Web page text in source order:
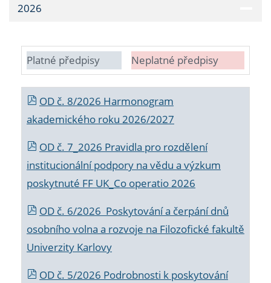
2026
Platné předpisy Neplatné předpisy
OD č. 8/2026 Harmonogram
akademického roku 2026/2027
OD č. 7_2026 Pravidla pro rozdělení
institucionální podpory na vědu a výzkum
poskytnuté FF UK_Co operatio 2026
OD č. 6/2026 Poskytování a čerpání dnů
osobního volna a rozvoje na Filozofické fakultě
Univerzity Karlovy
OD č. 5/2026 Podrobnosti k poskytování